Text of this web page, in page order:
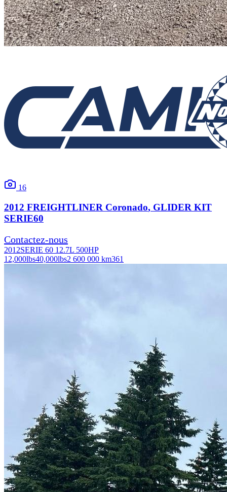
16
2012 FREIGHTLINER Coronado, GLIDER KIT
SERIE60
Contactez-nous
2012SERIE 60 12.7L 500HP
12,000lbs40,000lbs2 600 000 km361